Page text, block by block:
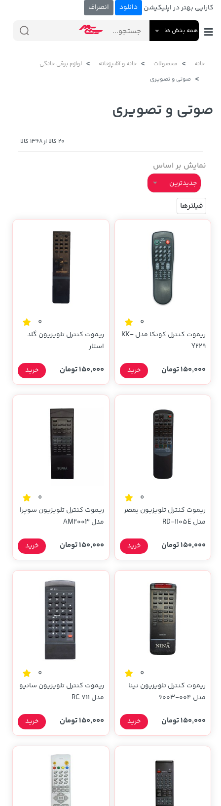
کارایی بهتر در اپلیکیشن دانلود انصراف
همه بخش ها
خانه محصولات خانه و آشپزخانه
لوازم برقی خانگی
صوتی و تصویری
صوتی و تصویری
20 کالا از 1368 کالا
نمایش بر اساس
جدیدترین
فیلترها
0
ریموت کنترل کونکا مدل KK-
Y229
150,000 تومان خرید
0
ریموت کنترل تلویزیون گلد
استار
150,000 تومان خرید
0
ریموت کنترل تلویزیون یمصر
مدل RD-1105E
150,000 تومان خرید
0
ریموت کنترل تلویزیون سوپرا
مدل AM2003
150,000 تومان خرید
0
ریموت کنترل تلویزیون نینا
مدل 004-6003
150,000 تومان خرید
0
ریموت کنترل تلویزیون سانیو
مدل RC 711
150,000 تومان خرید